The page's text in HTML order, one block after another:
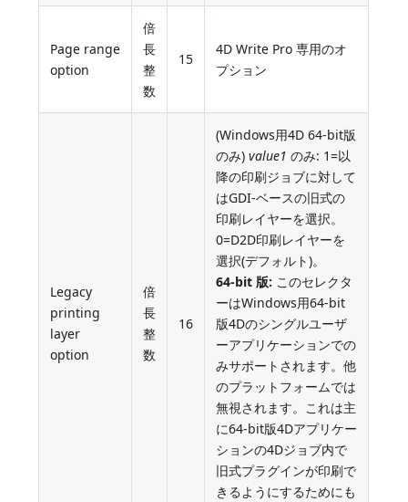
Page range
option
倍
長
整
数
15
4D Write Pro 専用のオ
プション
Legacy
printing
layer
option
倍
長
整
数
16
(Windows用4D 64-bit版
のみ)value1 のみ: 1=以
降の印刷ジョブに対して
はGDI-ベースの旧式の
印刷レイヤーを選択。
0=D2D印刷レイヤーを
選択(デフォルト)。
64-bit 版: このセレクタ
ーはWindows用64-bit
版4Dのシングルユーザ
ーアプリケーションでの
みサポートされます。他
のプラットフォームでは
無視されます。これは主
に64-bit版4Dアプリケー
ションの4Dジョブ内で
旧式プラグインが印刷で
きるようにするためにも